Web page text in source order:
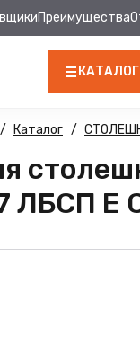
Преимущества
КАТАЛОГ
ЛДСП
КРОМКА
МДФ
МДФ
Каталог
ЛБСП E